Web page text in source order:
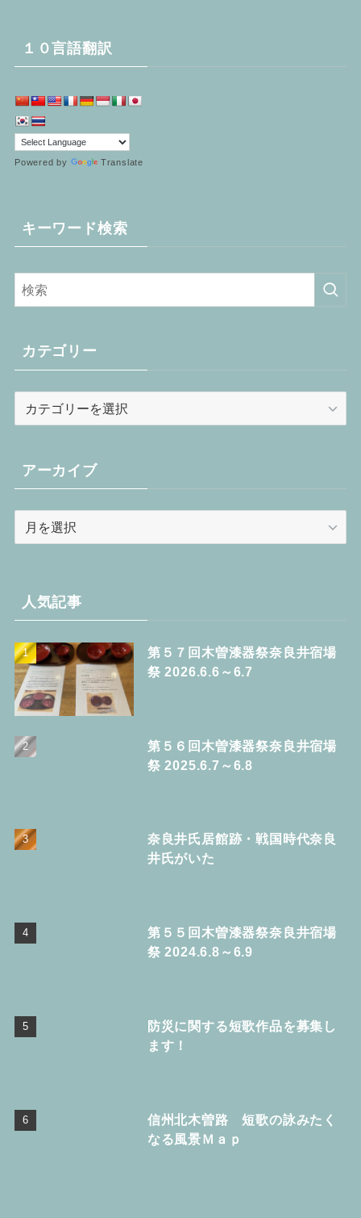
１０言語翻訳
Powered by Translate
キーワード検索
カテゴリー
ー
アーカイブ
ブ人気記事
第５７回木曽漆器祭奈良井宿場
祭 2026.6.6～6.7
第５６回木曽漆器祭奈良井宿場
祭 2025.6.7～6.8
奈良井氏居館跡・戦国時代奈良
井氏がいた
第５５回木曽漆器祭奈良井宿場
祭 2024.6.8～6.9
防災に関する短歌作品を募集し
ます！
信州北木曽路 短歌の詠みたく
なる風景Ｍａｐ